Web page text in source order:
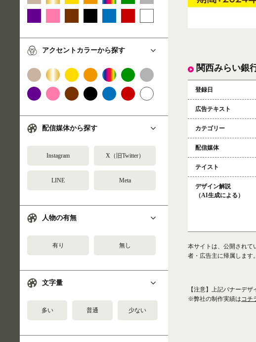
アクセントカラーから探す
配信媒体から探す
Instagram X（旧Twitter）
LINE Meta
人物の有無
有り 無し
文字量
多い 普通 少ない
関西みらい銀
登録日
広告テキスト
カテゴリー
配信媒体
テイスト
デザイン解説
（AI生成による）
本サイトは、公開されて
者・広告主に帰属します
【注意】上記バナーデ
※弊社の制作実績はコチ